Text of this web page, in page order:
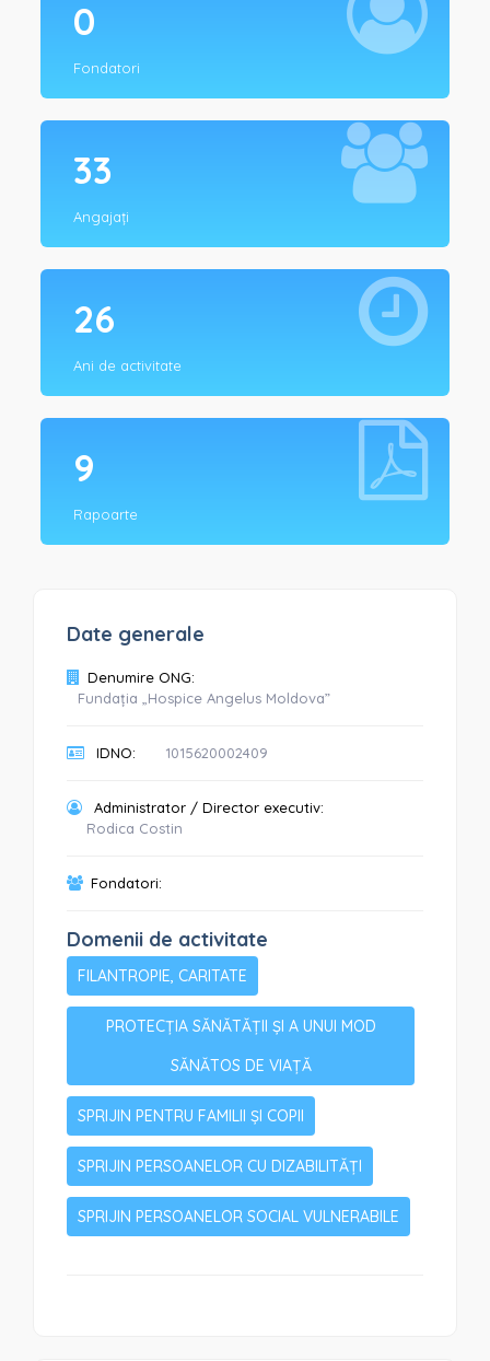
0
Fondatori
33
Angajați
26
Ani de activitate
9
Rapoarte
Date generale
Denumire ONG:
Fundația „Hospice Angelus Moldova”
IDNO: 1015620002409
Administrator / Director executiv:
Rodica Costin
Fondatori:
Domenii de activitate
FILANTROPIE, CARITATE
PROTECȚIA SĂNĂTĂȚII ȘI A UNUI MOD
SĂNĂTOS DE VIAȚĂ
SPRIJIN PENTRU FAMILII ȘI COPII
SPRIJIN PERSOANELOR CU DIZABILITĂȚI
SPRIJIN PERSOANELOR SOCIAL VULNERABILE